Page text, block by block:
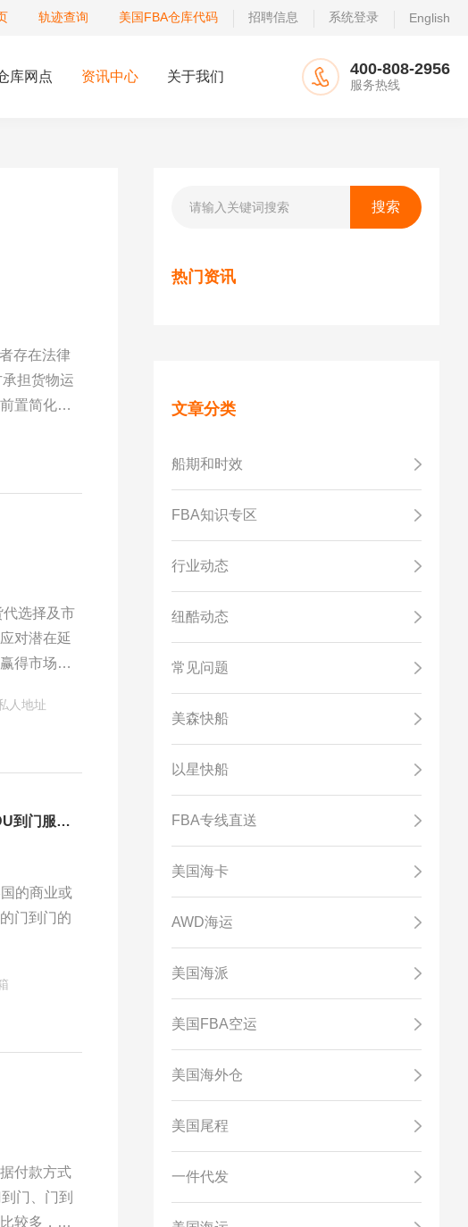
轨迹查询 美国FBA仓库代码 招聘信息 系统登录 English
库网点 资讯中心 关于我们 400-808-2956
服务热线
存在法律
担货物运
置简化买
尤其在跨
选择及市
对潜在延
得市场好
人地址
​中大型机械海运美国商业私人地址 （继续海运出口拼箱DDP/DDU到门服务）
的商业或
门到门的
付款方式
较多，传
热门资讯
文章分类
船期和时效
FBA知识专区
行业动态
纽酷动态
常见问题
美森快船
以星快船
FBA专线直送
美国海卡
AWD海运
美国海派
美国FBA空运
美国海外仓
美国尾程
一件代发